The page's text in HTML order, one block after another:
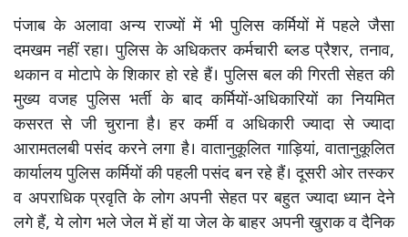
पंजाब के अलावा अन्य राज्यों में भी पुलिस कर्मियों में पहले जैसा
दमखम नहीं रहा। पुलिस के अधिकतर कर्मचारी ब्लड प्रैशर, तनाव,
थकान व मोटापे के शिकार हो रहे हैं। पुलिस बल की गिरती सेहत की
मुख्य वजह पुलिस भर्ती के बाद कर्मियों-अधिकारियों का नियमित
कसरत से जी चुराना है। हर कर्मी व अधिकारी ज्यादा से ज्यादा
आरामतलबी पसंद करने लगा है। वातानुकूलित गाड़ियां, वातानुकूलित
कार्यालय पुलिस कर्मियों की पहली पसंद बन रहे हैं। दूसरी ओर तस्कर
व अपराधिक प्रवृति के लोग अपनी सेहत पर बहुत ज्यादा ध्यान देने
लगे हैं, ये लोग भले जेल में हों या जेल के बाहर अपनी खुराक व दैनिक